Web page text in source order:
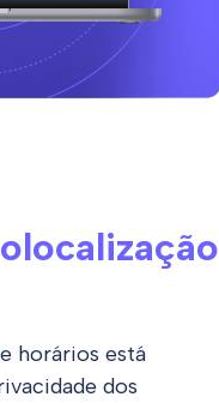
horários está
dos